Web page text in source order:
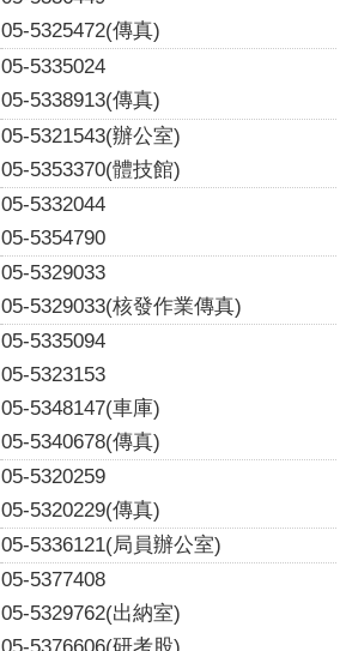
05-5325472(傳真)
05-5335024
05-5338913(傳真)
05-5321543(辦公室)
05-5353370(體技館)
05-5332044
05-5354790
05-5329033
05-5329033(核發作業傳真)
05-5335094
05-5323153
05-5348147(車庫)
05-5340678(傳真)
05-5320259
05-5320229(傳真)
05-5336121(局員辦公室)
05-5377408
05-5329762(出納室)